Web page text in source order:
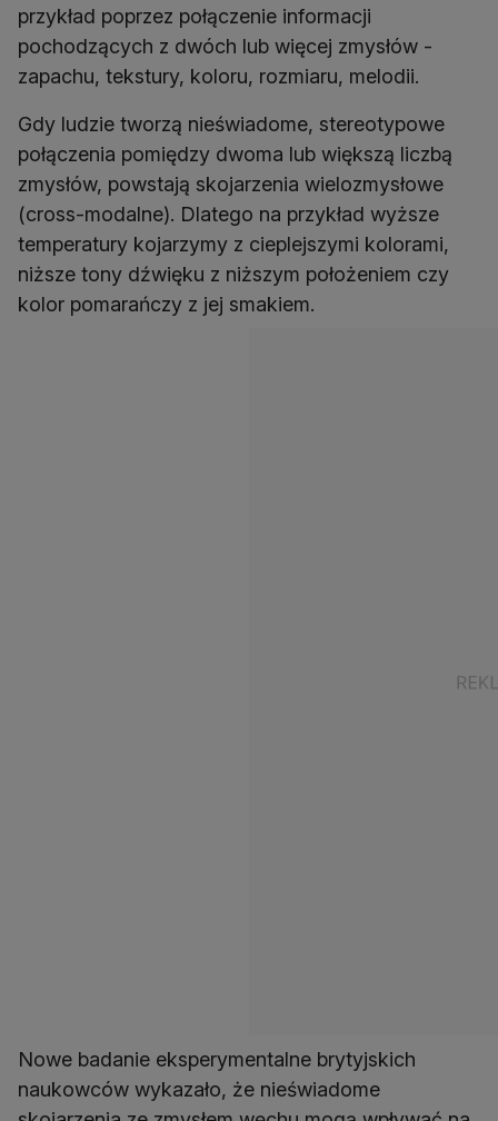
przykład poprzez połączenie informacji
pochodzących z dwóch lub więcej zmysłów -
zapachu, tekstury, koloru, rozmiaru, melodii.
Gdy ludzie tworzą nieświadome, stereotypowe
połączenia pomiędzy dwoma lub większą liczbą
zmysłów, powstają skojarzenia wielozmysłowe
(cross-modalne). Dlatego na przykład wyższe
temperatury kojarzymy z cieplejszymi kolorami,
niższe tony dźwięku z niższym położeniem czy
kolor pomarańczy z jej smakiem.
Nowe badanie eksperymentalne brytyjskich
naukowców wykazało, że nieświadome